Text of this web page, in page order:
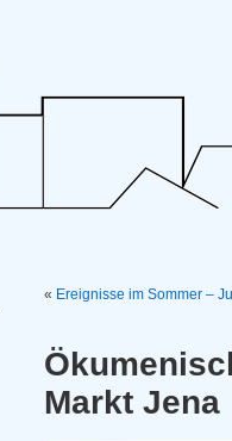
« Ereignisse im Sommer –
Markt Jena